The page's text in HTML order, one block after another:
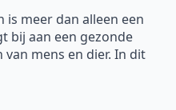
meer dan alleen een
bij aan een gezonde
mens en dier. In dit